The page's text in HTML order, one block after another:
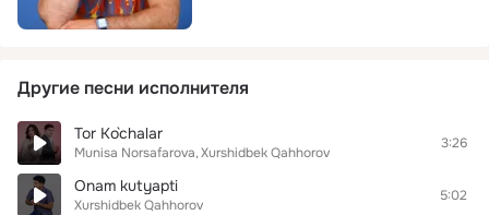
Другие песни исполнителя
Tor Ko`chalar
Munisa Norsafarova Xurshidbek Qahhorov
3:26
Onam kutyapti
Xurshidbek Qahhorov
5:02